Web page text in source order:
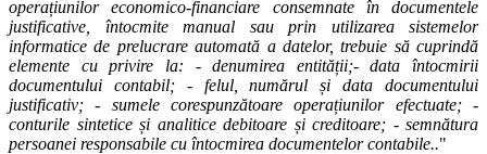
operațiunilor economico-financiare consemnate în documentele
justificative, întocmite manual sau prin utilizarea sistemelor
informatice de prelucrare automată a datelor, trebuie să cuprindă
elemente cu privire la: - denumirea entității;- data întocmirii
documentului contabil; - felul, numărul și data documentului
justificativ; - sumele corespunzătoare operațiunilor efectuate; -
conturile sintetice și analitice debitoare și creditoare; - semnătura
persoanei responsabile cu întocmirea documentelor contabile.."